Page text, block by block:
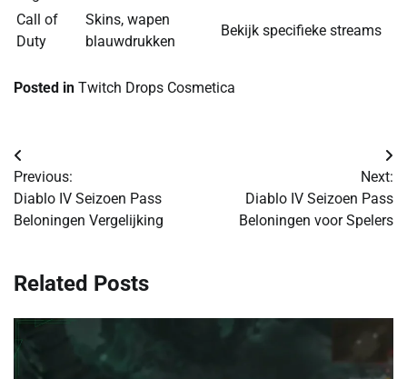
Call of
Duty
Skins, wapen
blauwdrukken
Bekijk specifieke streams
Posted in Twitch Drops Cosmetica
Post
navigation
Previous:
Diablo IV Seizoen Pass
Beloningen Vergelijking
Next:
Diablo IV Seizoen Pass
Beloningen voor Spelers
Related Posts